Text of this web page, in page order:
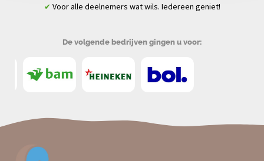
✔ Voor alle deelnemers wat wils. Iedereen geniet!
De volgende bedrijven gingen u voor: